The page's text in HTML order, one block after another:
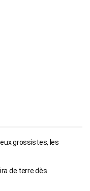
grossistes, les
de terre dès